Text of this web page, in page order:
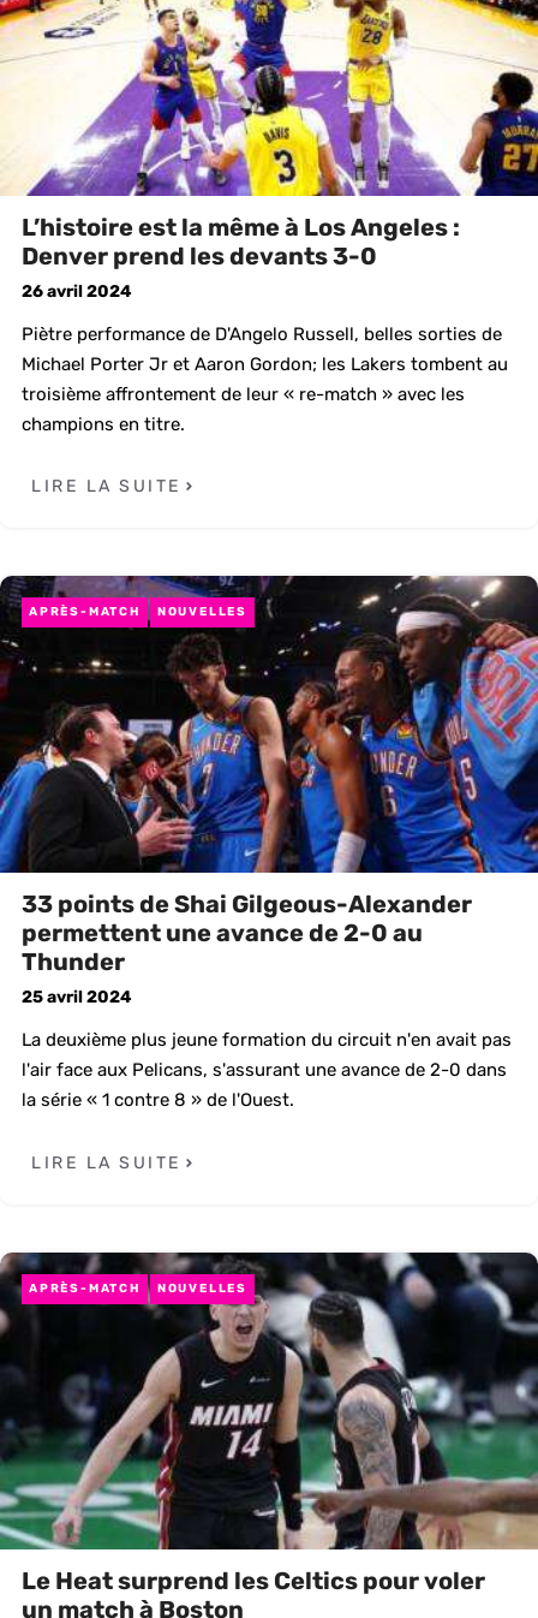
L’histoire est la même à Los Angeles :
Denver prend les devants 3-0
26 avril 2024
Piètre performance de D'Angelo Russell, belles sorties de
Michael Porter Jr et Aaron Gordon; les Lakers tombent au
troisième affrontement de leur « re-match » avec les
champions en titre.
LIRE LA SUITE
APRÈS-MATCH NOUVELLES
33 points de Shai Gilgeous-Alexander
permettent une avance de 2-0 au
Thunder
25 avril 2024
La deuxième plus jeune formation du circuit n'en avait pas
l'air face aux Pelicans, s'assurant une avance de 2-0 dans
la série « 1 contre 8 » de l'Ouest.
LIRE LA SUITE
APRÈS-MATCH NOUVELLES
Le Heat surprend les Celtics pour voler
un match à Boston